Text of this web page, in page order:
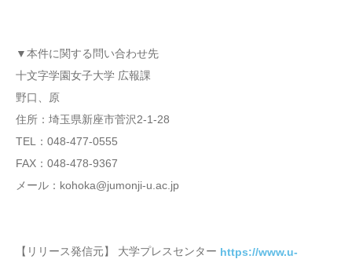
▼本件に関する問い合わせ先
十文字学園女子大学 広報課
野口、原
住所：埼玉県新座市菅沢2-1-28
TEL：048-477-0555
FAX：048-478-9367
メール：kohoka@jumonji-u.ac.jp
【リリース発信元】 大学プレスセンター https://www.u-